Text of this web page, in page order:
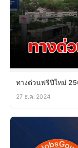
ทางด่วนฟรีปีใหม่
27 ธ.ค. 2024